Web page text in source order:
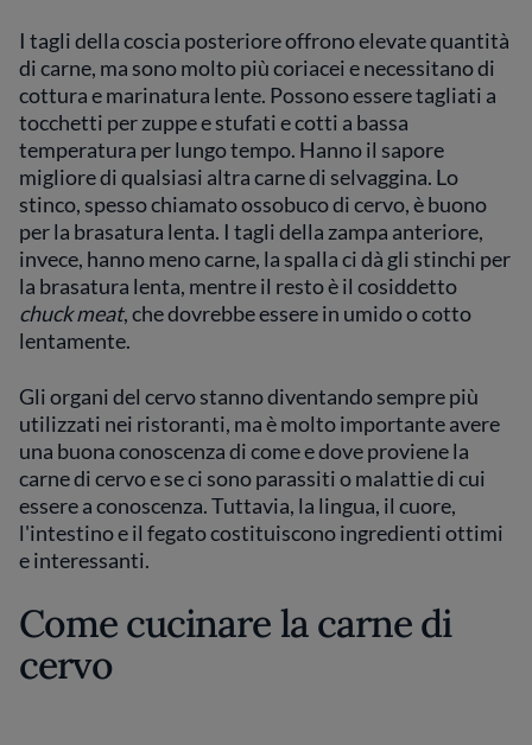
I tagli della coscia posteriore offrono elevate quantità
di carne, ma sono molto più coriacei e necessitano di
cottura e marinatura lente. Possono essere tagliati a
tocchetti per zuppe e stufati e cotti a bassa
temperatura per lungo tempo. Hanno il sapore
migliore di qualsiasi altra carne di selvaggina. Lo
stinco, spesso chiamato ossobuco di cervo, è buono
per la brasatura lenta. I tagli della zampa anteriore,
invece, hanno meno carne, la spalla ci dà gli stinchi per
la brasatura lenta, mentre il resto è il cosiddetto
chuck meat, che dovrebbe essere in umido o cotto
lentamente.
Gli organi del cervo stanno diventando sempre più
utilizzati nei ristoranti, ma è molto importante avere
una buona conoscenza di come e dove proviene la
carne di cervo e se ci sono parassiti o malattie di cui
essere a conoscenza. Tuttavia, la lingua, il cuore,
l'intestino e il fegato costituiscono ingredienti ottimi
e interessanti.
Come cucinare la carne di
cervo